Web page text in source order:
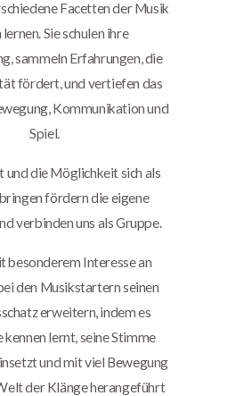
Facetten der Musik
lernen. Sie schulen ihre
sammeln Erfahrungen, die
fördert, und vertiefen das
Kommunikation und
Spiel.
und die Möglichkeit sich als
fördern die eigene
verbinden uns als Gruppe.
besonderem Interesse an
den Musikstartern seinen
erweitern, indem es
lernt, seine Stimme
und mit viel Bewegung
der Klänge herangeführt